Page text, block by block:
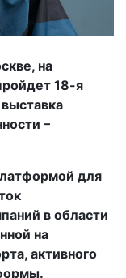
на
18-я
–
для
в области
на
активного